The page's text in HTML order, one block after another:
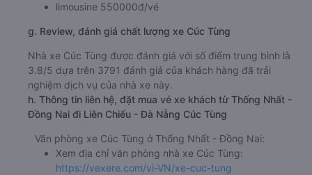
limousine 550000đ/vé
g. Review, đánh giá chất lượng xe Cúc Tùng
Nhà xe Cúc Tùng được đánh giá với số điểm trung bình là
3.8/5 dựa trên 3791 đánh giá của khách hàng đã trải
nghiệm dịch vụ của nhà xe này.
h. Thông tin liên hệ, đặt mua vé xe khách từ Thống Nhất -
Đồng Nai đi Liên Chiểu - Đà Nẵng Cúc Tùng
Văn phòng xe Cúc Tùng ở Thống Nhất - Đồng Nai:
Xem địa chỉ văn phòng nhà xe Cúc Tùng:
https://vexere.com/vi-VN/xe-cuc-tung